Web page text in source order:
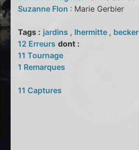
Suzanne Flon : Marie Gerbier
Tags : jardins , lhermitte , becker
12 Erreurs dont :
11 Tournage
1 Remarques
11 Captures